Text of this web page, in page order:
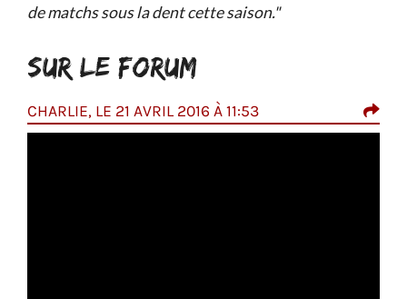
de matchs sous la dent cette saison."
SUR LE FORUM
CHARLIE, LE 21 AVRIL 2016 À 11:53